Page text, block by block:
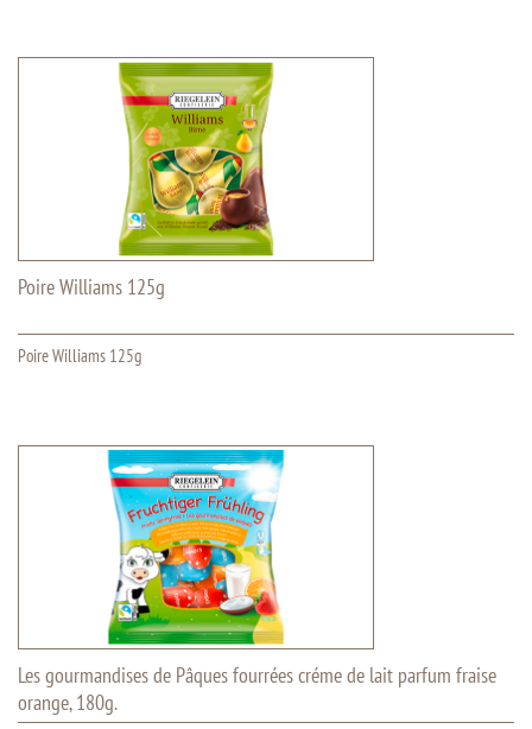
Poire Williams 125g
Poire Williams 125g
Les gourmandises de Pâques fourrées créme de lait parfum fraise
orange, 180g.